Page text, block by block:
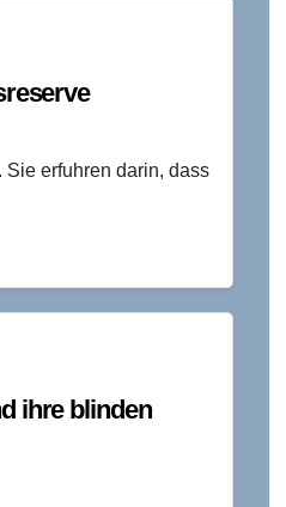
erfuhren darin, dass
ihre blinden